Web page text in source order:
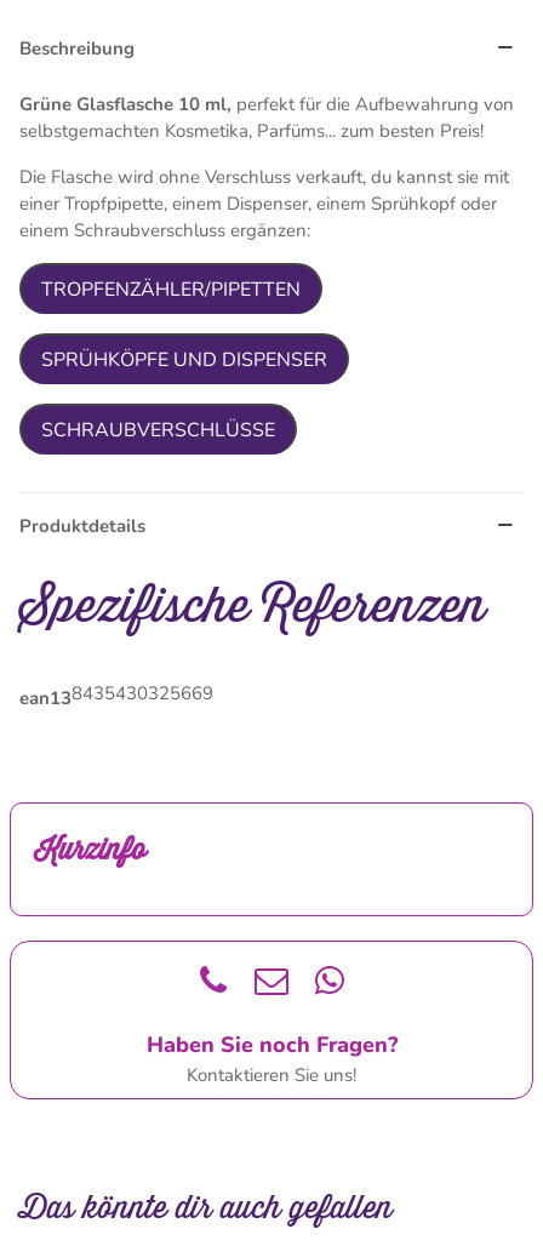
Beschreibung
Grüne Glasflasche 10 ml, perfekt für die Aufbewahrung von
selbstgemachten Kosmetika, Parfüms... zum besten Preis!
Die Flasche wird ohne Verschluss verkauft, du kannst sie mit
einer Tropfpipette, einem Dispenser, einem Sprühkopf oder
einem Schraubverschluss ergänzen:
TROPFENZÄHLER/PIPETTEN
SPRÜHKÖPFE UND DISPENSER
SCHRAUBVERSCHLÜSSE
Produktdetails
Spezifische Referenzen
ean138435430325669
Kurzinfo
Haben Sie noch Fragen?
Kontaktieren Sie uns!
Das könnte dir auch gefallen